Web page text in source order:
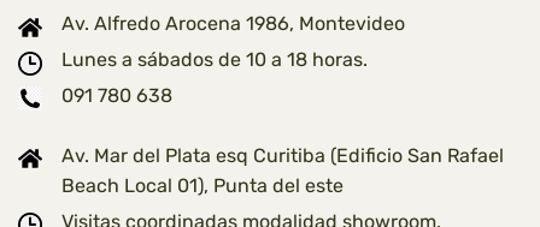
Av. Alfredo Arocena 1986, Montevideo
Lunes a sábados de 10 a 18 horas.
091 780 638
Av. Mar del Plata esq Curitiba (Edificio San Rafael
Beach Local 01), Punta del este
Visitas coordinadas modalidad showroom.